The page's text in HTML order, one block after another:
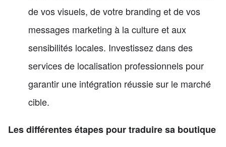
de vos visuels, de votre branding et de vos
messages marketing à la culture et aux
sensibilités locales. Investissez dans des
services de localisation professionnels pour
garantir une intégration réussie sur le marché
cible.
Les différentes étapes pour traduire sa boutique